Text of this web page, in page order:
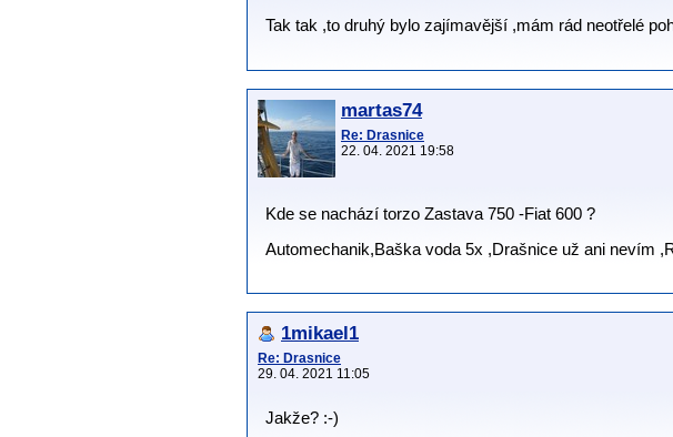
Tak tak ,to druhý bylo zajímavější ,mám rád neotřelé
martas74
Re: Drasnice
22. 04. 2021 19:58
Kde se nachází torzo Zastava 750 -Fiat 600 ?
Automechanik,Baška voda 5x ,Drašnice už ani nevím
1mikael1
Re: Drasnice
29. 04. 2021 11:05
Jakže? :-)